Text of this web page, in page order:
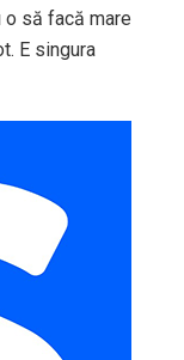
o să facă mare
E singura